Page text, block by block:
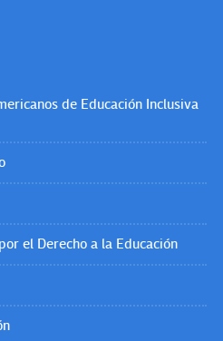
de Educación Inclusiva
el Derecho a la Educación